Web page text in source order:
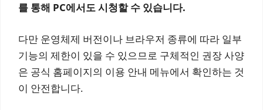
를 통해 PC에서도 시청할 수 있습니다.
다만 운영체제 버전이나 브라우저 종류에 따라 일부
기능의 제한이 있을 수 있으므로 구체적인 권장 사양
은 공식 홈페이지의 이용 안내 메뉴에서 확인하는 것
이 안전합니다.